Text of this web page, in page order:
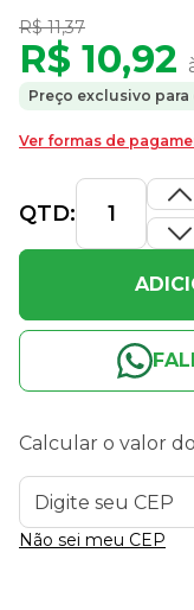
R$ 11,37
R$ 10,92
Preço exclusivo
Ver formas de
QTD:
Calcular o valor
Não sei meu CEP